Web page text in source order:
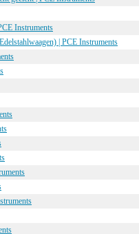
Instruments
| PCE Instruments